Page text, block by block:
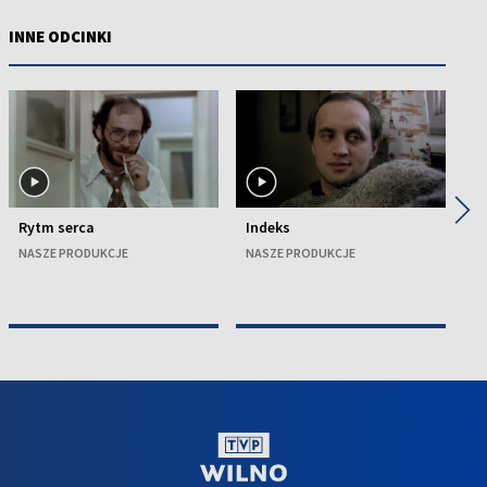
INNE ODCINKI
Rytm serca
NASZE PRODUKCJE
Indeks
NASZE PRODUKCJE
▶